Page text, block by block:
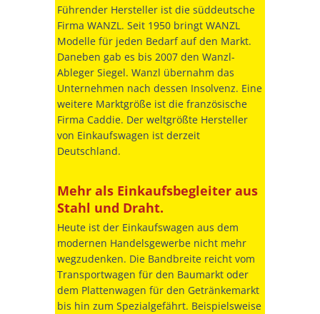
Führender Hersteller ist die süddeutsche
Firma WANZL. Seit 1950 bringt WANZL
Modelle für jeden Bedarf auf den Markt.
Daneben gab es bis 2007 den Wanzl-
Ableger Siegel. Wanzl übernahm das
Unternehmen nach dessen Insolvenz. Eine
weitere Marktgröße ist die französische
Firma Caddie. Der weltgrößte Hersteller
von Einkaufswagen ist derzeit
Deutschland.
Mehr als Einkaufsbegleiter aus
Stahl und Draht.
Heute ist der Einkaufswagen aus dem
modernen Handelsgewerbe nicht mehr
wegzudenken. Die Bandbreite reicht vom
Transportwagen für den Baumarkt oder
dem Plattenwagen für den Getränkemarkt
bis hin zum Spezialgefährt. Beispielsweise